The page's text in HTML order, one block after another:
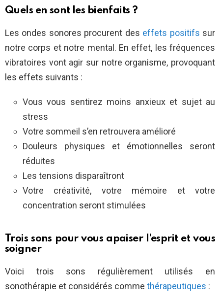
Quels en sont les bienfaits ?
Les ondes sonores procurent des effets positifs sur
notre corps et notre mental. En effet, les fréquences
vibratoires vont agir sur notre organisme, provoquant
les effets suivants :
Vous vous sentirez moins anxieux et sujet au
stress
Votre sommeil s’en retrouvera amélioré
Douleurs physiques et émotionnelles seront
réduites
Les tensions disparaîtront
Votre créativité, votre mémoire et votre
concentration seront stimulées
Trois sons pour vous apaiser l’esprit et vous
soigner
Voici trois sons régulièrement utilisés en
sonothérapie et considérés comme thérapeutiques :